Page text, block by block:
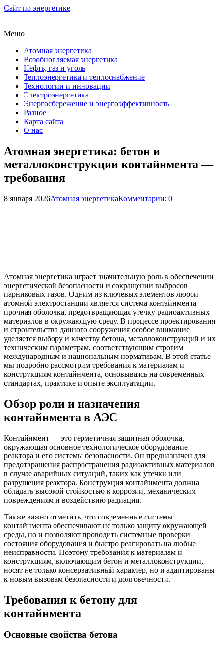
Сайт по энергетике
Меню
Атомная энергетика
Возобновляемая энергетика
Нефть, газ и уголь
Теплоэнергетика и теплоснабжение
Технологии и инновации
Электроэнергетика
Энергосбережение и энергоэффективность
Разное
Карта сайта
О нас
Атомная энергетика: бетон и
металлоконструкции контайнмента —
требования
8 января 2026Атомная энергетикаКомментарии: 0
Атомная энергетика играет значительную роль в обеспечении
энергетической безопасности и сокращении выбросов
парниковых газов. Одним из ключевых элементов любой
атомной электростанции является система контайнмента —
прочная оболочка, предотвращающая утечку радиоактивных
материалов в окружающую среду. В процессе проектирования
и строительства данного сооружения особое внимание
уделяется выбору и качеству бетона, металлоконструкций и их
техническим параметрам, соответствующим строгим
международным и национальным нормативам. В этой статье
мы подробно рассмотрим требования к материалам и
конструкциям контайнмента, основываясь на современных
стандартах, практике и опыте эксплуатации.
Обзор роли и назначения
контайнмента в АЭС
Контайнмент — это герметичная защитная оболочка,
окружающая основное технологическое оборудование
реактора и его системы безопасности. Он предназначен для
предотвращения распространения радиоактивных материалов
в случае аварийных ситуаций, таких как утечки или
разрушения реактора. Конструкция контайнмента должна
обладать высокой стойкостью к коррозии, механическим
повреждениям и воздействию радиации.
Также важно отметить, что современные системы
контайнмента обеспечивают не только защиту окружающей
среды, но и позволяют проводить системные проверки
состояния оборудования и быстро реагировать на любые
неисправности. Поэтому требования к материалам и
конструкциям, включающим бетон и металлоконструкции,
носят не только консервативный характер, но и адаптированы
к новым вызовам безопасности и долговечности.
Требования к бетону для
контайнмента
Основные свойства бетона